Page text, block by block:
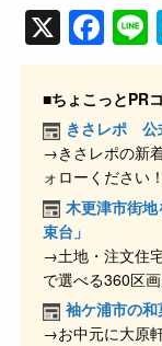
X F
a
c
e
b
o
o
k
■ちょこっとPR
きさレポ
→きさレポの新
ォローください！
木更津市街
束台」
→土地・注文住
で選べる360区
袖ケ浦市の和
→お中元に大原